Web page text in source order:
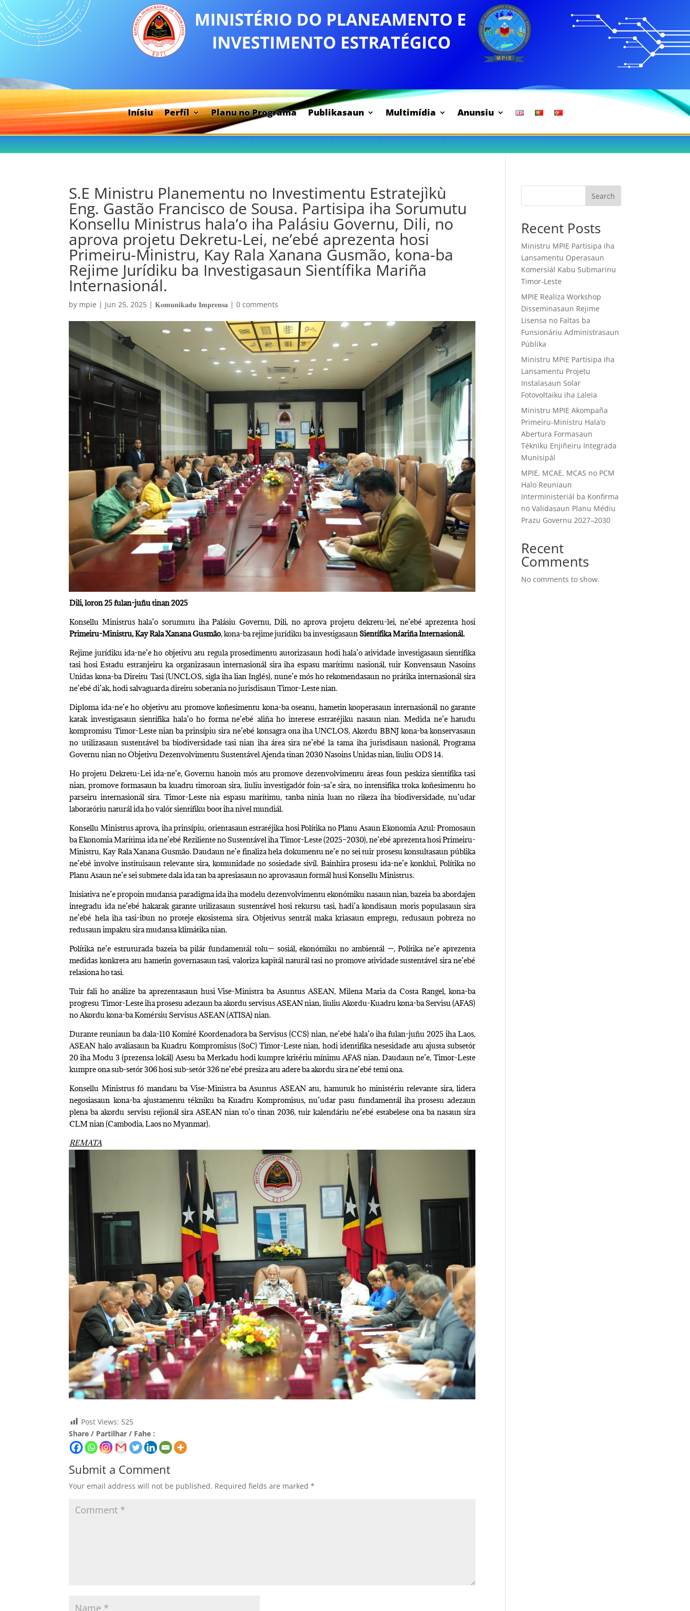
Inísiu Perfíl Planu no Programa Publikasaun Multimídia Anunsiu
Orgulho Servi ba Nasaun - Ami Servisu ho Integridade, Honestidade, Professionalismu, Humanidade no Kreatividade
S.E Ministru Planementu no Investimentu Estratejìkù
Eng. Gastão Francisco de Sousa. Partisipa iha Sorumutu
Konsellu Ministrus hala’o iha Palásiu Governu, Dili, no
aprova projetu Dekretu-Lei, ne’ebé aprezenta hosi
Primeiru-Ministru, Kay Rala Xanana Gusmão, kona-ba
Rejime Jurídiku ba Investigasaun Sientífika Mariña
Internasionál.
by mpie | Jun 25, 2025 |𝐊𝐨𝐦𝐮𝐧𝐢𝐤𝐚𝐝𝐮 𝐈𝐦𝐩𝐫𝐞𝐧𝐬𝐚 |0 comments
Dili, loron 25 fulan-juñu tinan 2025
Konsellu Ministrus hala’o sorumutu iha Palásiu Governu, Dili, no aprova projetu dekretu-lei, ne’ebé aprezenta hosi
Primeiru-Ministru, Kay Rala Xanana Gusmão, kona-ba rejime jurídiku ba investigasaun Sientífika Mariña Internasionál.
Rejime jurídiku ida-ne’e ho objetivu atu regula prosedimentu autorizasaun hodi hala’o atividade investigasaun sientífika
tasi hosi Estadu estranjeiru ka organizasaun internasionál sira iha espasu marítimu nasionál, tuir Konvensaun Nasoins
Unidas kona-ba Direitu Tasi (UNCLOS, sigla iha lian Inglés), nune’e mós ho rekomendasaun no prátika internasionál sira
ne’ebé di’ak, hodi salvaguarda direitu soberania no jurisdisaun Timor-Leste nian.
Diploma ida-ne’e ho objetivu atu promove koñesimentu kona-ba oseanu, hametin kooperasaun internasionál no garante
katak investigasaun sientífika hala’o ho forma ne’ebé aliña ho interese estratéjiku nasaun nian. Medida ne’e hatudu
kompromisu Timor-Leste nian ba prinsípiu sira ne’ebé konsagra ona iha UNCLOS, Akordu BBNJ kona-ba konservasaun
no utilizasaun sustentável ba biodiversidade tasi nian iha área sira ne’ebé la tama iha jurisdisaun nasionál, Programa
Governu nian no Objetivu Dezenvolvimentu Sustentável Ajenda tinan 2030 Nasoins Unidas nian, liuliu ODS 14.
Ho projetu Dekretu-Lei ida-ne’e, Governu hanoin mós atu promove dezenvolvimentu áreas foun peskiza sientífika tasi
nian, promove formasaun ba kuadru timoroan sira, liuliu investigadór foin-sa’e sira, no intensifika troka koñesimentu ho
parseiru internasionál sira. Timor-Leste nia espasu marítimu, tanba ninia luan no rikeza iha biodiversidade, nu’udar
laboratóriu naturál ida ho valór sientífiku boot iha nivel mundiál.
Konsellu Ministrus aprova, iha prinsípiu, orientasaun estratéjika hosi Polítika no Planu Asaun Ekonomia Azul: Promosaun
ba Ekonomia Marítima ida ne’ebé Reziliente no Sustentável iha Timor-Leste (2025–2030), ne’ebé aprezenta hosi Primeiru-
Ministru, Kay Rala Xanana Gusmão. Daudaun ne’e finaliza hela dokumentu ne’e no sei tuir prosesu konsultasaun públika
ne’ebé involve instituisaun relevante sira, komunidade no sosiedade sivíl. Bainhira prosesu ida-ne’e konklui, Polítika no
Planu Asaun ne’e sei submete dala ida tan ba apresiasaun no aprovasaun formál husi Konsellu Ministrus.
Inisiativa ne’e propoin mudansa paradigma ida iha modelu dezenvolvimentu ekonómiku nasaun nian, bazeia ba abordajen
integradu ida ne’ebé hakarak garante utilizasaun sustentável hosi rekursu tasi, hadi’a kondisaun moris populasaun sira
ne’ebé hela iha tasi-ibun no proteje ekosistema sira. Objetivus sentrál maka kriasaun empregu, redusaun pobreza no
redusaun impaktu sira mudansa klimátika nian.
Polítika ne’e estruturada bazeia ba pilár fundamentál tolu— sosiál, ekonómiku no ambientál —, Polítika ne’e aprezenta
medidas konkreta atu hametin governasaun tasi, valoriza kapitál naturál tasi no promove atividade sustentável sira ne’ebé
relasiona ho tasi.
Tuir fali ho análize ba aprezentasaun husi Vise-Ministra ba Asuntus ASEAN, Milena Maria da Costa Rangel, kona-ba
progresu Timor-Leste iha prosesu adezaun ba akordu servisus ASEAN nian, liuliu Akordu-Kuadru kona-ba Servisu (AFAS)
no Akordu kona-ba Komérsiu Servisus ASEAN (ATISA) nian.
Durante reuniaun ba dala-110 Komité Koordenadora ba Servisus (CCS) nian, ne’ebé hala’o iha fulan-juñu 2025 iha Laos,
ASEAN halo avaliasaun ba Kuadru Kompromisus (SoC) Timor-Leste nian, hodi identifika nesesidade atu ajusta subsetór
20 iha Modu 3 (prezensa lokál) Asesu ba Merkadu hodi kumpre kritériu mínimu AFAS nian. Daudaun ne’e, Timor-Leste
kumpre ona sub-setór 306 hosi sub-setór 326 ne’ebé presiza atu adere ba akordu sira ne’ebé temi ona.
Konsellu Ministrus fó mandatu ba Vise-Ministra ba Asuntus ASEAN atu, hamutuk ho ministériu relevante sira, lidera
negosiasaun kona-ba ajustamentu tékniku ba Kuadru Kompromisus, nu’udar pasu fundamentál iha prosesu adezaun
plena ba akordu servisu rejionál sira ASEAN nian to’o tinan 2036, tuir kalendáriu ne’ebé estabelese ona ba nasaun sira
CLM nian (Cambodia, Laos no Myanmar).
REMATA
Post Views: 525
Share / Partilhar / Fahe :
Submit a Comment
Your email address will not be published. Required fields are marked*
Search
Recent Posts
Ministru MPIE Partisipa iha
Lansamentu Operasaun
Komersiál Kabu Submarinu
Timor-Leste
MPIE Realiza Workshop
Disseminasaun Rejime
Lisensa no Faltas ba
Funsionáriu Administrasaun
Públika
Ministru MPIE Partisipa iha
Lansamentu Projetu
Instalasaun Solar
Fotovoltaiku iha Laleia
Ministru MPIE Akompaña
Primeiru-Ministru Hala’o
Abertura Formasaun
Tékniku Enjiñeiru Integrada
Munisipál
MPIE, MCAE, MCAS no PCM
Halo Reuniaun
Interministeriál ba Konfirma
no Validasaun Planu Médiu
Prazu Governu 2027–2030
Recent
Comments
No comments to show.